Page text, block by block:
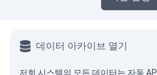
데이터 아카이브 열기
저희 시스템의 모든 데이터는 자동 API